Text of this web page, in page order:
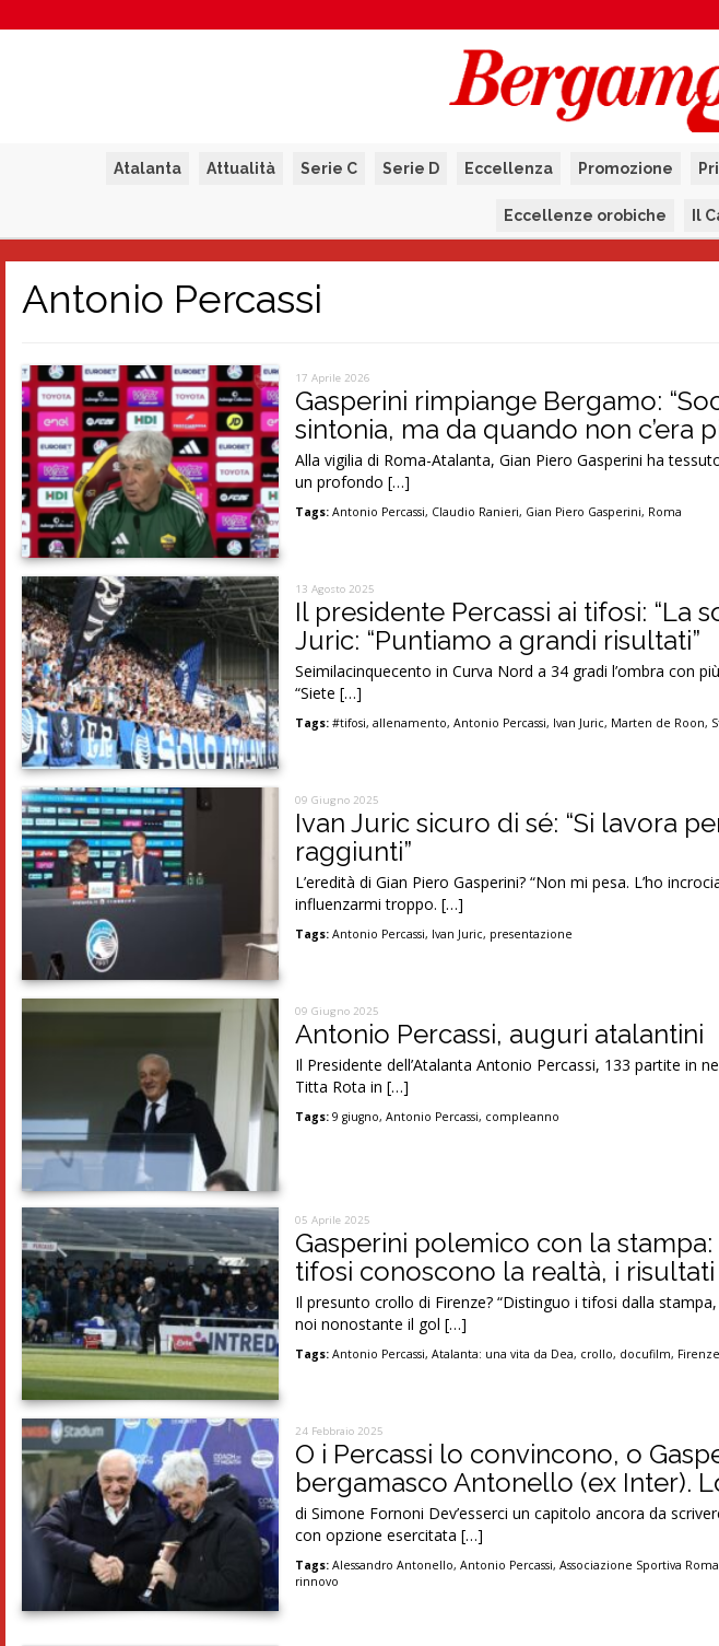
Atalanta Attualità Serie C Serie D Eccellenza Promozione
Eccellenze orobiche Il
Antonio Percassi
17 Aprile 2026
Gasperini rimpiange Bergamo:
sintonia, ma da quando non c’era
Alla vigilia di Roma-Atalanta, Gian Piero Gasperini ha
un profondo […]
Tags: Antonio Percassi, Claudio Ranieri, Gian Piero Gasperini, Roma
13 Agosto 2025
Il presidente Percassi ai tifosi: “La
Juric: “Puntiamo a grandi risultati”
Seimilacinquecento in Curva Nord a 34 gradi l’ombra con
“Siete […]
Tags: #tifosi,allenamento,Antonio Percassi, Ivan Juric, Marten de Roon,
09 Giugno 2025
Ivan Juric sicuro di sé: “Si lavora
raggiunti”
L’eredità di Gian Piero Gasperini? “Non mi pesa. L’ho
influenzarmi troppo. […]
Tags: Antonio Percassi, Ivan Juric, presentazione
09 Giugno 2025
Antonio Percassi, auguri atalantini
Il Presidente dell’Atalanta Antonio Percassi, 133 partite in
Titta Rota in […]
Tags: 9 giugno,Antonio Percassi, compleanno
05 Aprile 2025
Gasperini polemico con la
tifosi conoscono la realtà, i
Il presunto crollo di Firenze? “Distinguo i tifosi dalla
noi nonostante il gol […]
Tags: Antonio Percassi,Atalanta: una vita da Dea, crollo, docufilm,
24 Febbraio 2025
O i Percassi lo convincono, o
bergamasco Antonello (ex Inter).
di Simone Fornoni Dev’esserci un capitolo ancora da
con opzione esercitata […]
Tags: Alessandro Antonello,Antonio Percassi,Associazione Sportiva Roma
rinnovo